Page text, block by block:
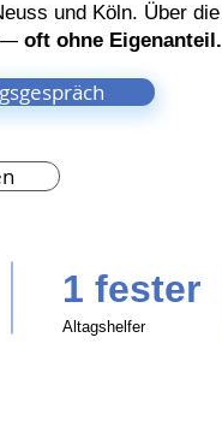
und Köln. Über die
— oft ohne Eigenanteil.
1 fester
Altagshelfer